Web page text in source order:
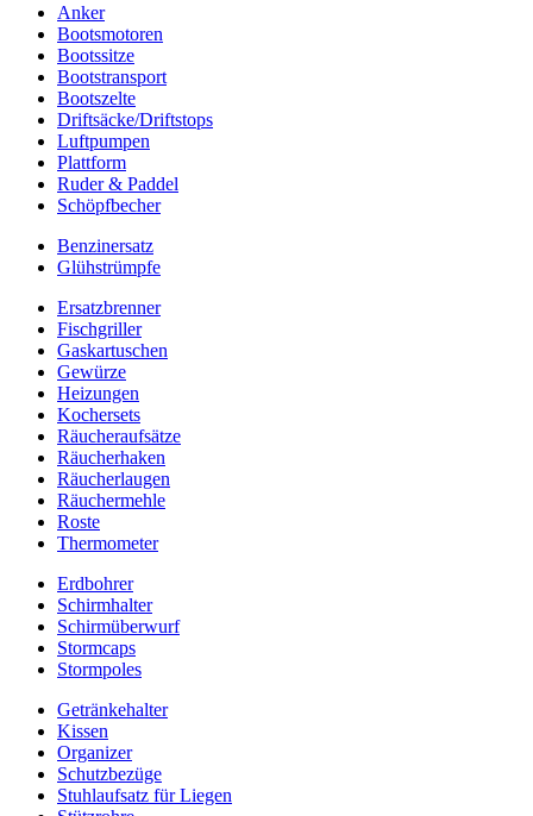
Anker
Bootsmotoren
Bootssitze
Bootstransport
Bootszelte
Driftsäcke/Driftstops
Luftpumpen
Plattform
Ruder & Paddel
Schöpfbecher
Benzinersatz
Glühstrümpfe
Ersatzbrenner
Fischgriller
Gaskartuschen
Gewürze
Heizungen
Kochersets
Räucheraufsätze
Räucherhaken
Räucherlaugen
Räuchermehle
Roste
Thermometer
Erdbohrer
Schirmhalter
Schirmüberwurf
Stormcaps
Stormpoles
Getränkehalter
Kissen
Organizer
Schutzbezüge
Stuhlaufsatz für Liegen